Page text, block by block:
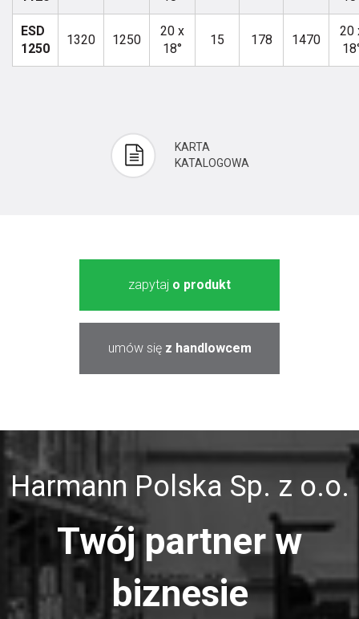
ESD
1250
1320 1250
20 x
18°
15 178 1470
20
KARTA
KATALOGOWA
zapytaj o produkt
umów się z handlowcem
Harmann Polska Sp. z o.o.
Twój partner w
biznesie